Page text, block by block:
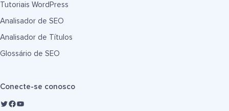
Tutoriais WordPress
Analisador de SEO
Analisador de Títulos
Glossário de SEO
Conecte-se conosco